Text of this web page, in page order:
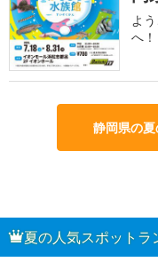
よ
へ！
静岡県の
夏の人気スポットラ